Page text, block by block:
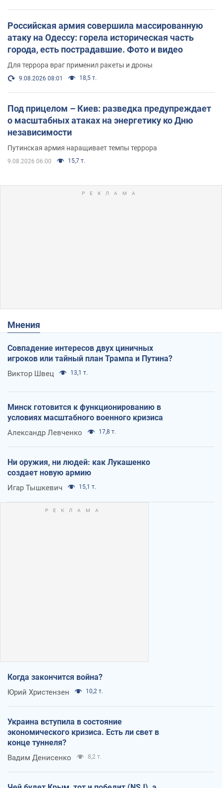
Российская армия совершила массированную
атаку на Одессу: горела историческая часть
города, есть пострадавшие. Фото и видео
Для террора враг применил ракеты и дроны
9.08.2026 08:01 18,5 т.
Под прицелом – Киев: разведка предупреждает
о масштабных атаках на энергетику ко Дню
независимости
Путинская армия наращивает темпы террора
9.08.2026 06:00 15,7 т.
Мнения
Совпадение интересов двух циничных
игроков или тайный план Трампа и Путина?
Виктор Швец 13,1 т.
Минск готовится к функционированию в
условиях масштабного военного кризиса
Александр Левченко 17,8 т.
Ни оружия, ни людей: как Лукашенко
создает новую армию
Игар Тышкевич 15,1 т.
Когда закончится война?
Юрий Христензен 10,2 т.
Украина вступила в состояние
экономического кризиса. Есть ли свет в
конце туннеля?
Вадим Денисенко 8,2 т.